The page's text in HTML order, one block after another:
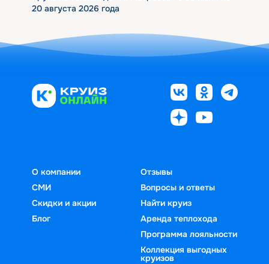
20 августа 2026 года
О компании
СМИ
Скидки и акции
Блог
Отзывы
Вопросы и ответы
Найти круиз
Аренда теплохода
Программа лояльности
Коллекция выгодных
круизов